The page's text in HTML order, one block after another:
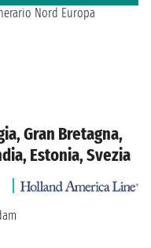
Gran Bretagna,
Estonia, Svezia